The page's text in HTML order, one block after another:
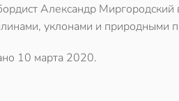
Александр
уклонами и природными
10 марта 2020.